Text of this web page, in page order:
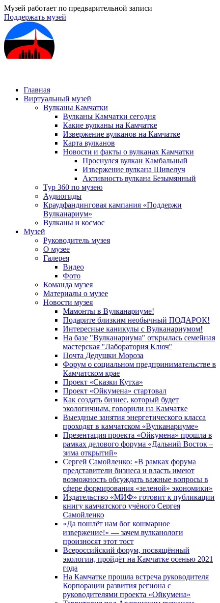
Музей работает по предварительной записи
Поддержать музей
Главная
Виртуальный музей
Вулканы Камчатки
Вулканы Камчатки сегодня
Какие вулканы на Камчатке
Извержение вулканов на Камчатке
Карта вулканов
Новости и факты о вулканах Камчатки
Проснулся вулкан Камбальный
Извержение вулкана Шивелуч
Активность вулкана Безымянный
Тур 360 по музею
Аудиогиды
Краудфандинговая кампания «Поддержи
Вулканариум»
Вулканы и космос
Музей
Руководитель музея
О музее
Галерея
Видео
Фото
Команда музея
Материалы о музее
Новости музея
Мамонты в Вулканариуме!
Подарите близким необычный ПОДАРОК!
Интересные каникулы с Вулканариумом!
На базе "Вулканариума" открылась семейная
мастерская "Лаборатория Ключ"
Почта Дедушки Мороза
Форум о социальном предпринимательстве в
Камчатском крае
Проект «Сказки Кутха»
Проект «Ойкумена» стартовал
Как создать бизнес, который будет
экологичным, говорили на Камчатке
Выездные занятия энергетического класса
проходят в камчатском «Вулканариуме»
Презентация проекта «Ойкумена» прошла в
рамках делового форума «Дальний Восток –
зима открытий»
Сергей Самойленко: «В рамках форума
представители бизнеса и власть имеют
возможность обсуждать важные вопросы в
сфере формирования «зеленой» экономики»
Издательство «МИФ» готовит к публикации
книгу камчатского учёного Сергея
Самойленко
«Да пошлёт нам бог кошмарное
извержение!» — зачем вулканологи
произносят этот тост
Всероссийский форум, посвящённый
экологии, пройдёт на Камчатке осенью 2021
года
На Камчатке прошла встреча руководителя
Корпорации развития региона с
руководителями проекта «Ойкумена»